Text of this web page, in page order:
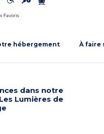
Favoris
hébergement À faire
dans notre
Lumières de